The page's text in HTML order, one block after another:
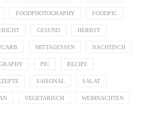
FOODPHOTOGRAPHY FOODPIC
GESUND HERBST
MITTAGESSEN NACHTISCH
PIC RECIPE
SAISONAL SALAT
VEGETARISCH WEIHNACHTEN